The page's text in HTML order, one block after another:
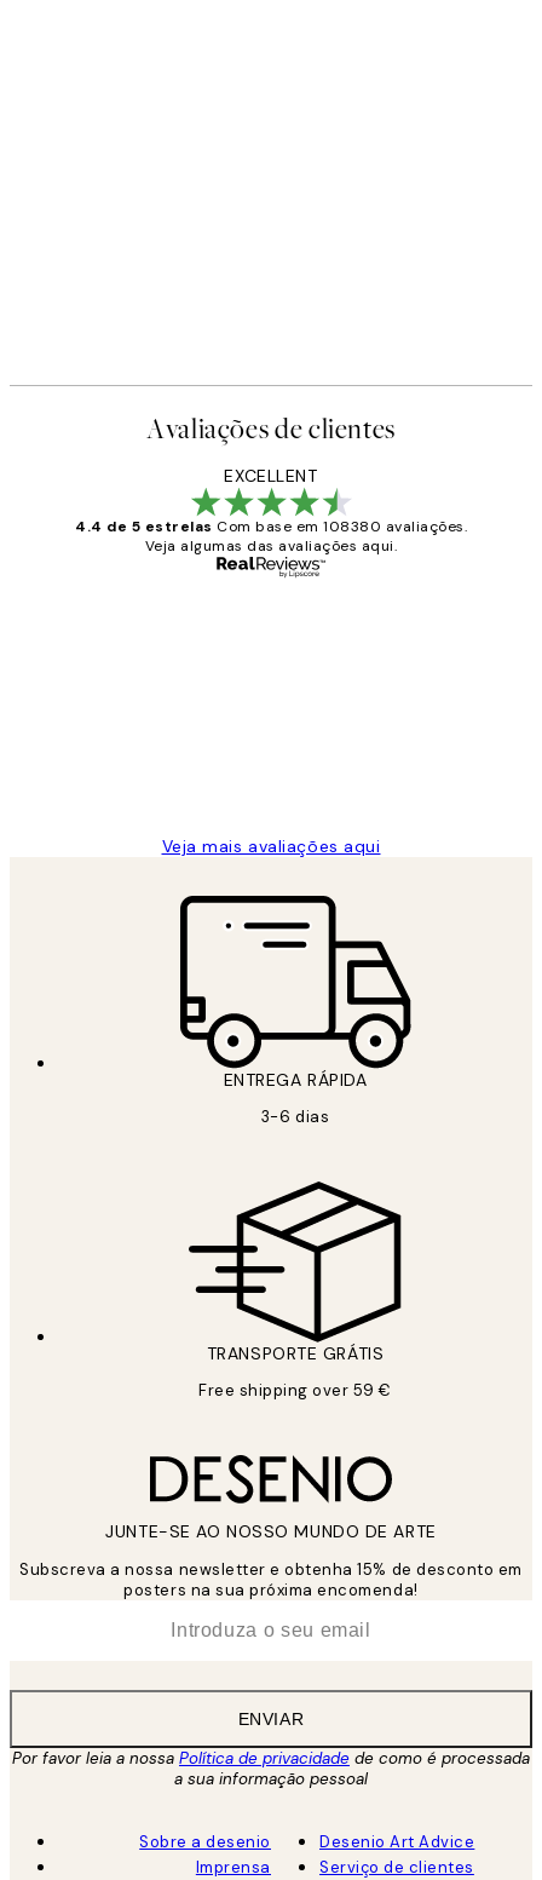
Avaliações de clientes
EXCELLENT
4.4 de 5 estrelas Com base em 108380 avaliações.
Veja algumas das avaliações aqui.
Veja mais avaliações aqui
ENTREGA RÁPIDA
3-6 dias
TRANSPORTE GRÁTIS
Free shipping over 59 €
JUNTE-SE AO NOSSO MUNDO DE ARTE
Subscreva a nossa newsletter e obtenha 15% de desconto em
posters na sua próxima encomenda!
ENVIAR
Por favor leia a nossa Política de privacidade de como é processada
a sua informação pessoal
Sobre a desenio
Imprensa
Desenio Art Advice
Serviço de clientes